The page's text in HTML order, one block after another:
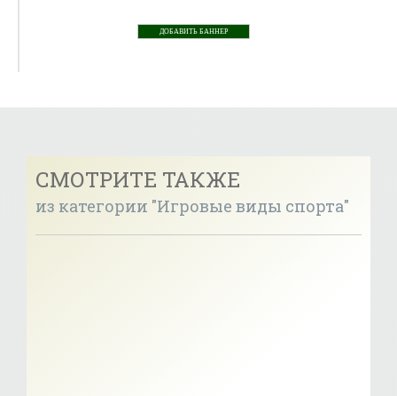
ДОБАВИТЬ БАННЕР
СМОТРИТЕ ТАКЖЕ
из категории "Игровые виды спорта"